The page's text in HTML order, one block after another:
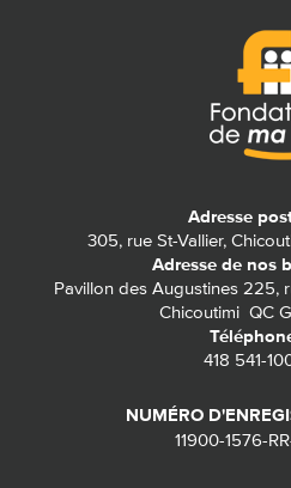
Adresse
305, rue St-Vallier,
Adresse de nos
Pavillon des Augustines 225,
Chicoutimi QC
418 541-
NUMÉRO
11900-1576-